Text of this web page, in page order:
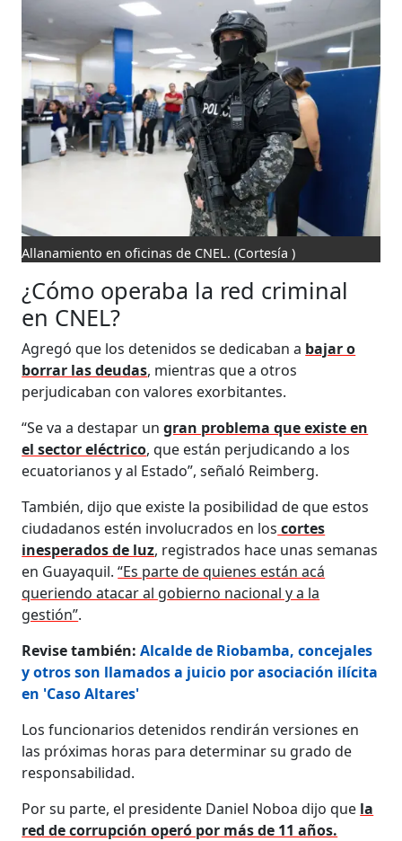
Allanamiento en oficinas de CNEL.(Cortesía )
¿Cómo operaba la red criminal
en CNEL?
Agregó que los detenidos se dedicaban a bajar o
borrar las deudas, mientras que a otros
perjudicaban con valores exorbitantes.
“Se va a destapar ungran problema que existe en
el sector eléctrico, que están perjudicando a los
ecuatorianos y al Estado”, señaló Reimberg.
También, dijo que existe la posibilidad de que estos
ciudadanos estén involucrados en los cortes
inesperados de luz, registrados hace unas semanas
en Guayaquil.“Es parte de quienes están acá
queriendo atacar al gobierno nacional y a la
gestión”.
Revise también:Alcalde de Riobamba, concejales
y otros son llamados a juicio por asociación ilícita
en 'Caso Altares'
Los funcionarios detenidos rendirán versiones en
las próximas horas para determinar su grado de
responsabilidad.
Por su parte, el presidente Daniel Noboa dijo que la
red de corrupción operó por más de 11 años.